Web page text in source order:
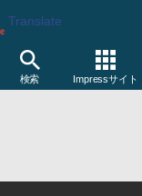
Translate
検索 Impressサイト